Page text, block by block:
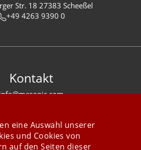
Str. 18 27383 Scheeßel
+49 4263 9390 0
Kontakt
eine Auswahl unserer
und Cookies von
auf den Seiten dieser